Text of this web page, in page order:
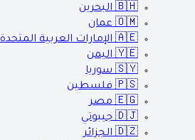
🇧🇭 البحرين
🇴🇲 عمان
🇦🇪 الإمارات العربية المتحدة
🇾🇪 اليمن
🇸🇾 سوريا
🇵🇸 فلسطين
🇪🇬 مصر
🇩🇯 جيبوتي
🇩🇿 الجزائر